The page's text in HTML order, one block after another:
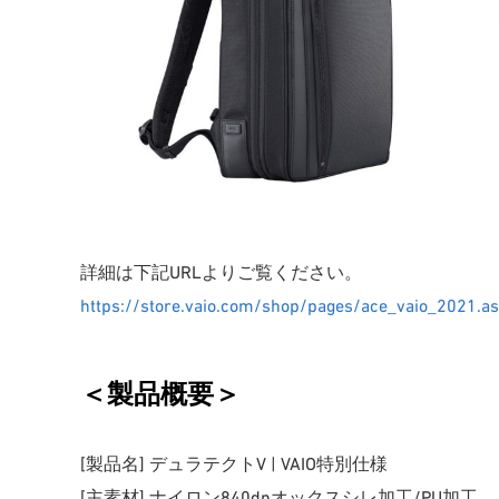
詳細は下記URLよりご覧ください。
https://store.vaio.com/shop/pages/
＜製品概要＞
[製品名] デュラテクトV | VAIO特別仕様